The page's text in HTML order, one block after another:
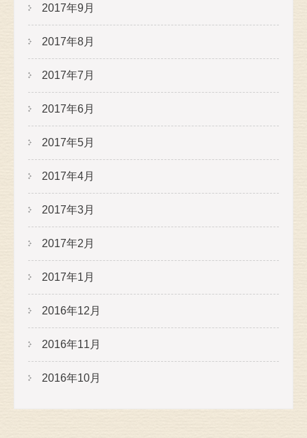
2017年9月
2017年8月
2017年7月
2017年6月
2017年5月
2017年4月
2017年3月
2017年2月
2017年1月
2016年12月
2016年11月
2016年10月